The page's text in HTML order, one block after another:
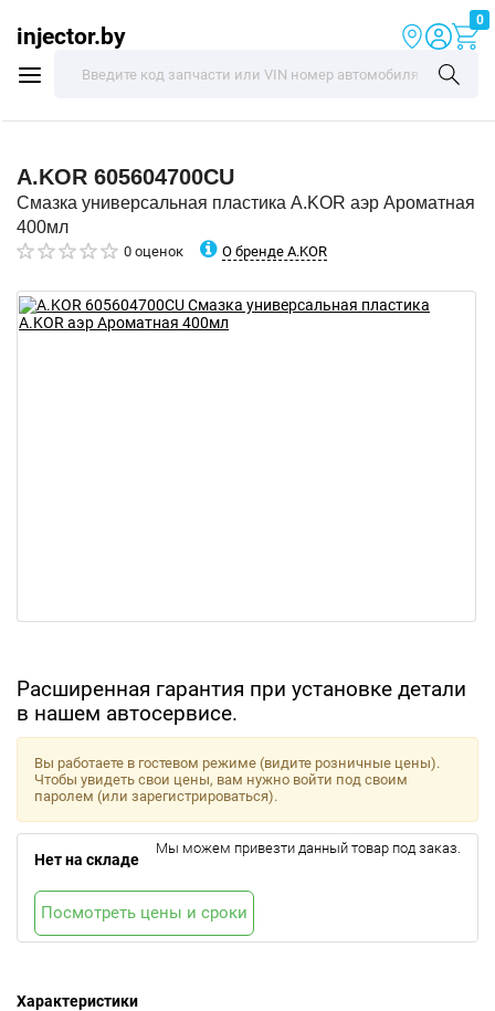
injector.by
0
A.KOR 605604700CU
Смазка универсальная пластика A.KOR аэр Ароматная
400мл
0 оценок О бренде A.KOR
Расширенная гарантия при установке детали
в нашем автосервисе.
Характеристики
Вы работаете в гостевом режиме (видите розничные цены).
Чтобы увидеть свои цены, вам нужно войти под своим
паролем (или зарегистрироваться).
Нет на складе
Мы можем привезти данный товар под заказ.
Посмотреть цены и сроки